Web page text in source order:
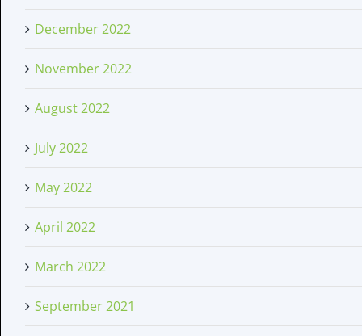
December 2022
November 2022
August 2022
July 2022
May 2022
April 2022
March 2022
September 2021